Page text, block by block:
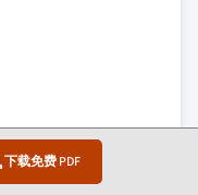
下载免费 PDF